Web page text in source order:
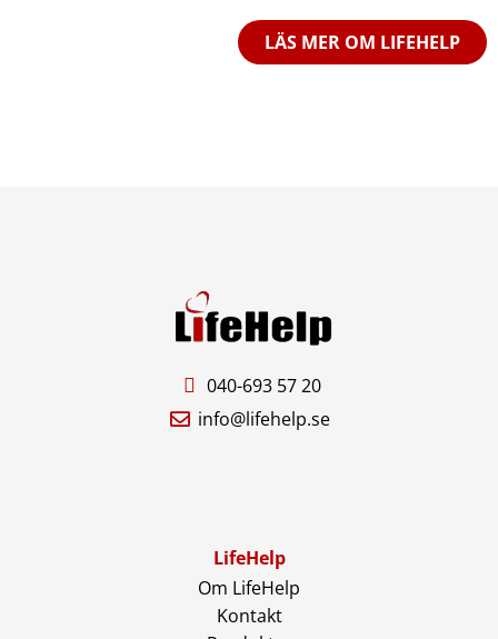
LÄS MER OM LIFEHELP
040-693 57 20
info@lifehelp.se
LifeHelp
Om LifeHelp
Kontakt